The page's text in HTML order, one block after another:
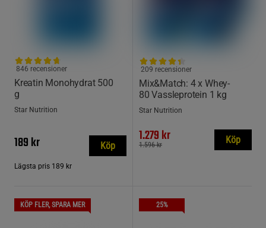
Kreatin Monohydrat 500
g
846 recensioner
Star Nutrition
189 kr
Lägsta pris 189 kr
Köp
Mix&Match: 4 x Whey-
80 Vassleprotein 1 kg
209 recensioner
Star Nutrition
1.279 kr
1.596 kr Köp
KÖP FLER, SPARA MER 25%